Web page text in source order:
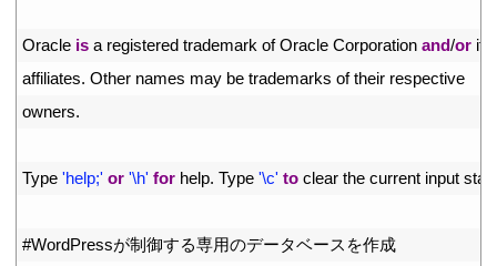
Oracle is a registered trademark of Oracle Corporation and/or its
affiliates. Other names may be trademarks of their respective
owners.
Type 'help;' or '\h' for help. Type '\c' to clear the current input
#WordPressが制御する専用のデータベースを作成